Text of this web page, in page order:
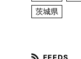
茨城県